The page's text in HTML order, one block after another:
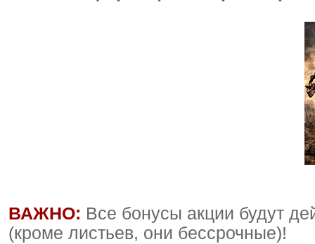
ВАЖНО: Все бонусы акции будут
(кроме листьев, они бессрочные)!